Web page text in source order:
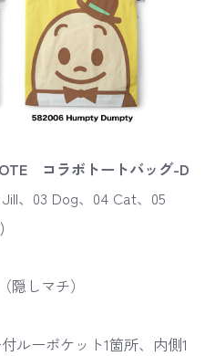
コラボトートバッグ-D
、03 Dog、04 Cat、05
しマチ）
ルーポケット1箇所、内側1